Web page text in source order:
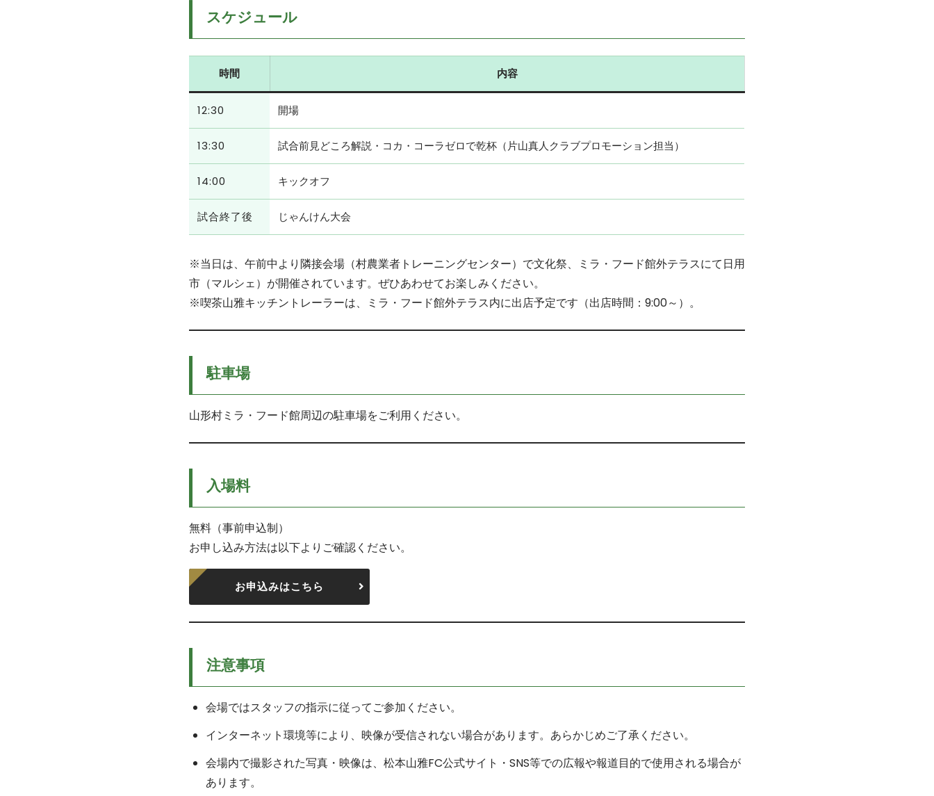
スケジュール
時間 内容
12:30 開場
13:30 試合前見どころ解説・コカ・コーラゼロで乾杯（片山真人クラブプロモーション担当）
14:00 キックオフ
試合終了後 じゃんけん大会
※当日は、午前中より隣接会場（村農業者トレーニングセンター）で文化祭、ミラ・フード館外テラスにて日用
市（マルシェ）が開催されています。ぜひあわせてお楽しみください。
※喫茶山雅キッチントレーラーは、ミラ・フード館外テラス内に出店予定です（出店時間：9:00～）。
駐車場
山形村ミラ・フード館周辺の駐車場をご利用ください。
入場料
無料（事前申込制）
お申し込み方法は以下よりご確認ください。
お申込みはこちら
注意事項
会場ではスタッフの指示に従ってご参加ください。
インターネット環境等により、映像が受信されない場合があります。あらかじめご了承ください。
会場内で撮影された写真・映像は、松本山雅FC公式サイト・SNS等での広報や報道目的で使用される場合が
あります。